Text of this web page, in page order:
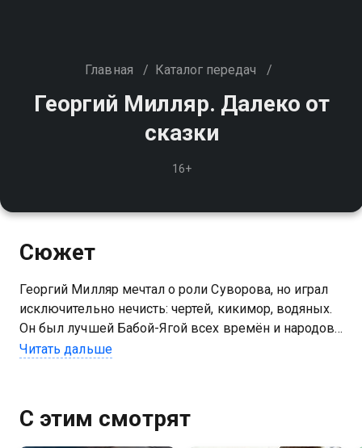
Главная / Каталог передач /
Георгий Милляр. Далеко от
сказки
16+
Сюжет
Георгий Милляр мечтал о роли Суворова, но играл
исключительно нечисть: чертей, кикимор, водяных.
Он был лучшей Бабой-Ягой всех времён и народов!
Обожал детей, но сам так и не стал отцом. И
Читать дальше
С этим смотрят